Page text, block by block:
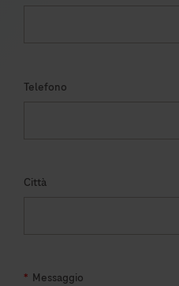
Telefono
Città
* Messaggio